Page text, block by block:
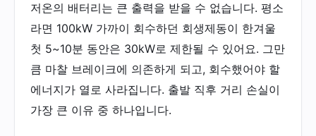
저온의 배터리는 큰 출력을 받을 수 없습니다. 평소
라면 100kW 가까이 회수하던 회생제동이 한겨울
첫 5~10분 동안은 30kW로 제한될 수 있어요. 그만
큼 마찰 브레이크에 의존하게 되고, 회수했어야 할
에너지가 열로 사라집니다. 출발 직후 거리 손실이
가장 큰 이유 중 하나입니다.